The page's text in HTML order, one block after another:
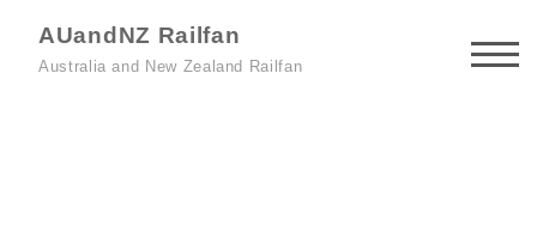
AUandNZ Railfan
Australia and New Zealand Railfan